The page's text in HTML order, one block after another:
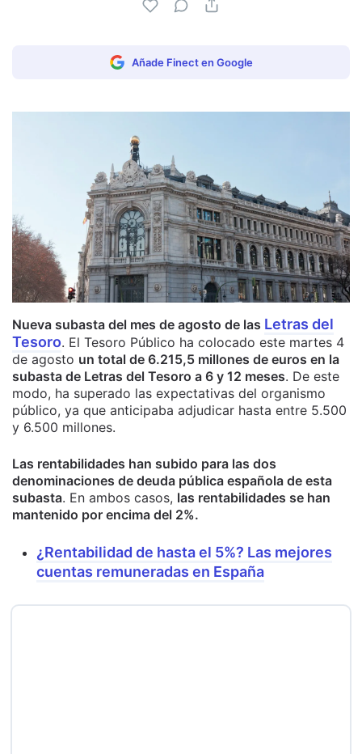
Añade Finect en Google
Nueva subasta del mes de agosto de las Letras del
Tesoro. El Tesoro Público ha colocado este martes 4
de agosto un total de 6.215,5 millones de euros en la
subasta de Letras del Tesoro a 6 y 12 meses. De este
modo, ha superado las expectativas del organismo
público, ya que anticipaba adjudicar hasta entre 5.500
y 6.500 millones.
Las rentabilidades han subido para las dos
denominaciones de deuda pública española de esta
subasta. En ambos casos, las rentabilidades se han
mantenido por encima del 2%.
¿Rentabilidad de hasta el 5%? Las mejores
cuentas remuneradas en España